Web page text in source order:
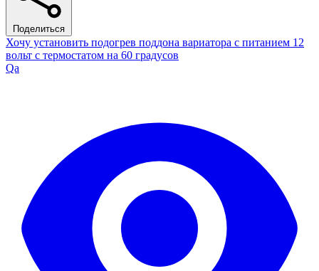
Поделиться
Хочу установить подогрев поддона вариатора с питанием 12
вольт с термостатом на 60 градусов
Qa